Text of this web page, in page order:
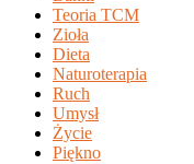
Teoria TCM
Zioła
Dieta
Naturoterapia
Ruch
Umysł
Życie
Piękno